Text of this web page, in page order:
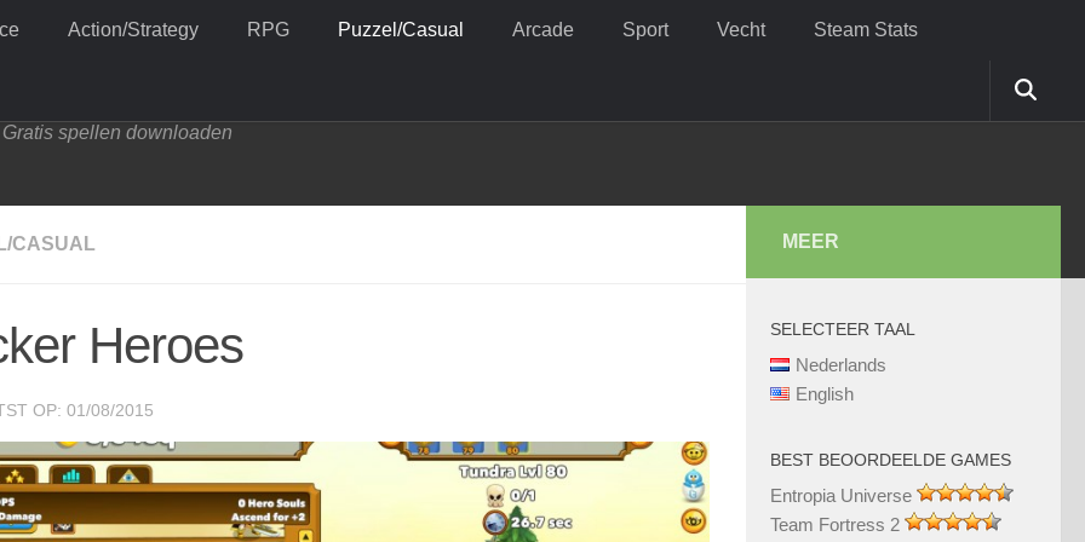
Action/Strategy RPG Puzzel/Casual Arcade Sport Vecht Steam Stats
Gratis spellen downloaden
CASUAL
Heroes
OP: 01/08/2015
MEER
SELECTEER TAAL
Nederlands
English
BEST BEOORDEELDE GAMES
Entropia Universe
Team Fortress 2